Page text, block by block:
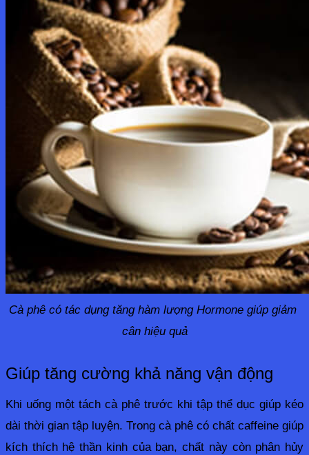
Cà phê có tác dụng tăng hàm lượng Hormone giúp giảm
cân hiệu quả
Giúp tăng cường khả năng vận động
Khi uống một tách cà phê trước khi tập thể dục giúp kéo
dài thời gian tập luyện. Trong cà phê có chất caffeine giúp
kích thích hệ thần kinh của bạn, chất này còn phân hủy